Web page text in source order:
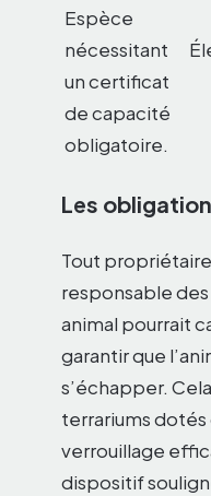
Espèce
nécessitant
un certificat
de capacité
obligatoire.
Les
Tout
responsable
animal pourrait
garantir que
s’échapper.
terrariums
verrouillage
dispositif